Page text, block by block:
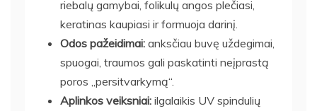
riebalų gamybai, folikulų angos plečiasi,
keratinas kaupiasi ir formuoja darinį.
Odos pažeidimai: anksčiau buvę uždegimai,
spuogai, traumos gali paskatinti neįprastą
poros „persitvarkymą“.
Aplinkos veiksniai: ilgalaikis UV spindulių